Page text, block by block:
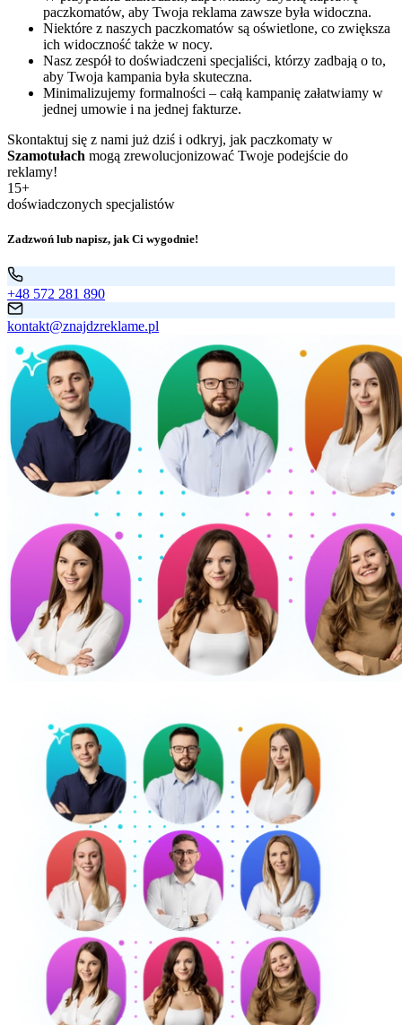
paczkomatów, aby Twoja reklama zawsze była widoczna.
Niektóre z naszych paczkomatów są oświetlone, co zwiększa
ich widoczność także w nocy.
Nasz zespół to doświadczeni specjaliści, którzy zadbają o to,
aby Twoja kampania była skuteczna.
Minimalizujemy formalności – całą kampanię załatwiamy w
jednej umowie i na jednej fakturze.
Skontaktuj się z nami już dziś i odkryj, jak paczkomaty w
Szamotułach mogą zrewolucjonizować Twoje podejście do
reklamy!
15+
doświadczonych specjalistów
Zadzwoń lub napisz, jak Ci wygodnie!
+48 572 281 890
kontakt@znajdzreklame.pl